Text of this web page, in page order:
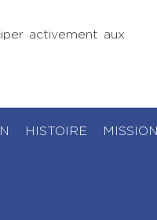
activement aux
HISTOIRE MISSION